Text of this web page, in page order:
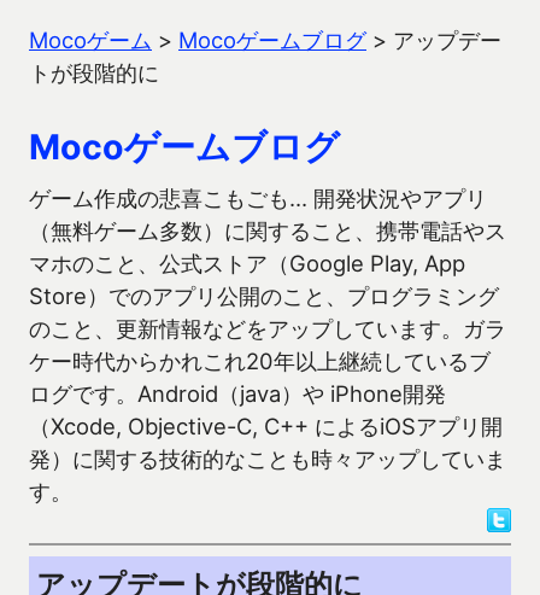
Mocoゲーム > Mocoゲームブログ> アップデー
トが段階的に
Mocoゲームブログ
ゲーム作成の悲喜こもごも… 開発状況やアプリ
（無料ゲーム多数）に関すること、携帯電話やス
マホのこと、公式ストア（Google Play, App
Store）でのアプリ公開のこと、プログラミング
のこと、更新情報などをアップしています。ガラ
ケー時代からかれこれ20年以上継続しているブ
ログです。Android（java）や iPhone開発
（Xcode, Objective-C, C++ によるiOSアプリ開
発）に関する技術的なことも時々アップしていま
す。
アップデートが段階的に